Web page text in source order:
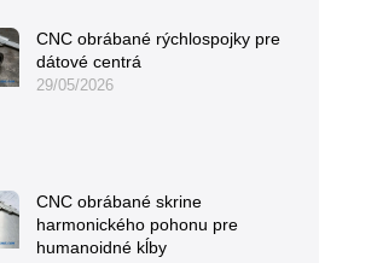
CNC obrábané rýchlospojky pre
dátové centrá
29/05/2026
CNC obrábané skrine
harmonického pohonu pre
humanoidné kĺby